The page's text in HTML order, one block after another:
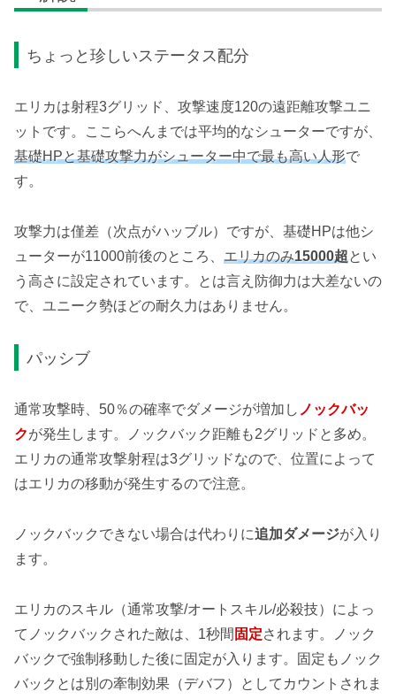
ちょっと珍しいステータス配分
エリカは射程3グリッド、攻撃速度120の遠距離攻撃ユニ
ットです。ここらへんまでは平均的なシューターですが、
基礎HPと基礎攻撃力がシューター中で最も高い人形で
す。
攻撃力は僅差（次点がハッブル）ですが、基礎HPは他シ
ューターが11000前後のところ、 エリカのみ15000超とい
う高さに設定されています。とは言え防御力は大差ないの
で、ユニーク勢ほどの耐久力はありません。
パッシブ
通常攻撃時、50％の確率でダメージが増加し ノックバッ
クが発生します。ノックバック距離も2グリッドと多め。
エリカの通常攻撃射程は3グリッドなので、位置によって
はエリカの移動が発生するので注意。
ノックバックできない場合は代わりに追加ダメージが入り
ます。
エリカのスキル（通常攻撃/オートスキル/必殺技）によっ
てノックバックされた敵は、1秒間 固定されます。ノック
バックで強制移動した後に固定が入ります。固定もノック
バックとは別の牽制効果（デバフ）としてカウントされま